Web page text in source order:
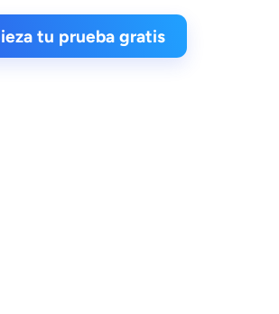
tu prueba gratis